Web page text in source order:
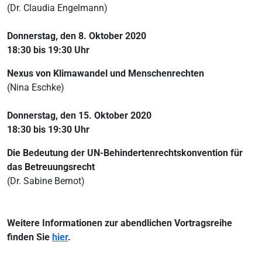
(Dr. Claudia Engelmann)
Donnerstag, den 8. Oktober 2020
18:30 bis 19:30 Uhr
Nexus von Klimawandel und Menschenrechten
(Nina Eschke)
Donnerstag, den 15. Oktober 2020
18:30 bis 19:30 Uhr
Die Bedeutung der UN-Behindertenrechtskonvention für
das Betreuungsrecht
(Dr. Sabine Bernot)
Weitere Informationen zur abendlichen Vortragsreihe
finden Sie hier.